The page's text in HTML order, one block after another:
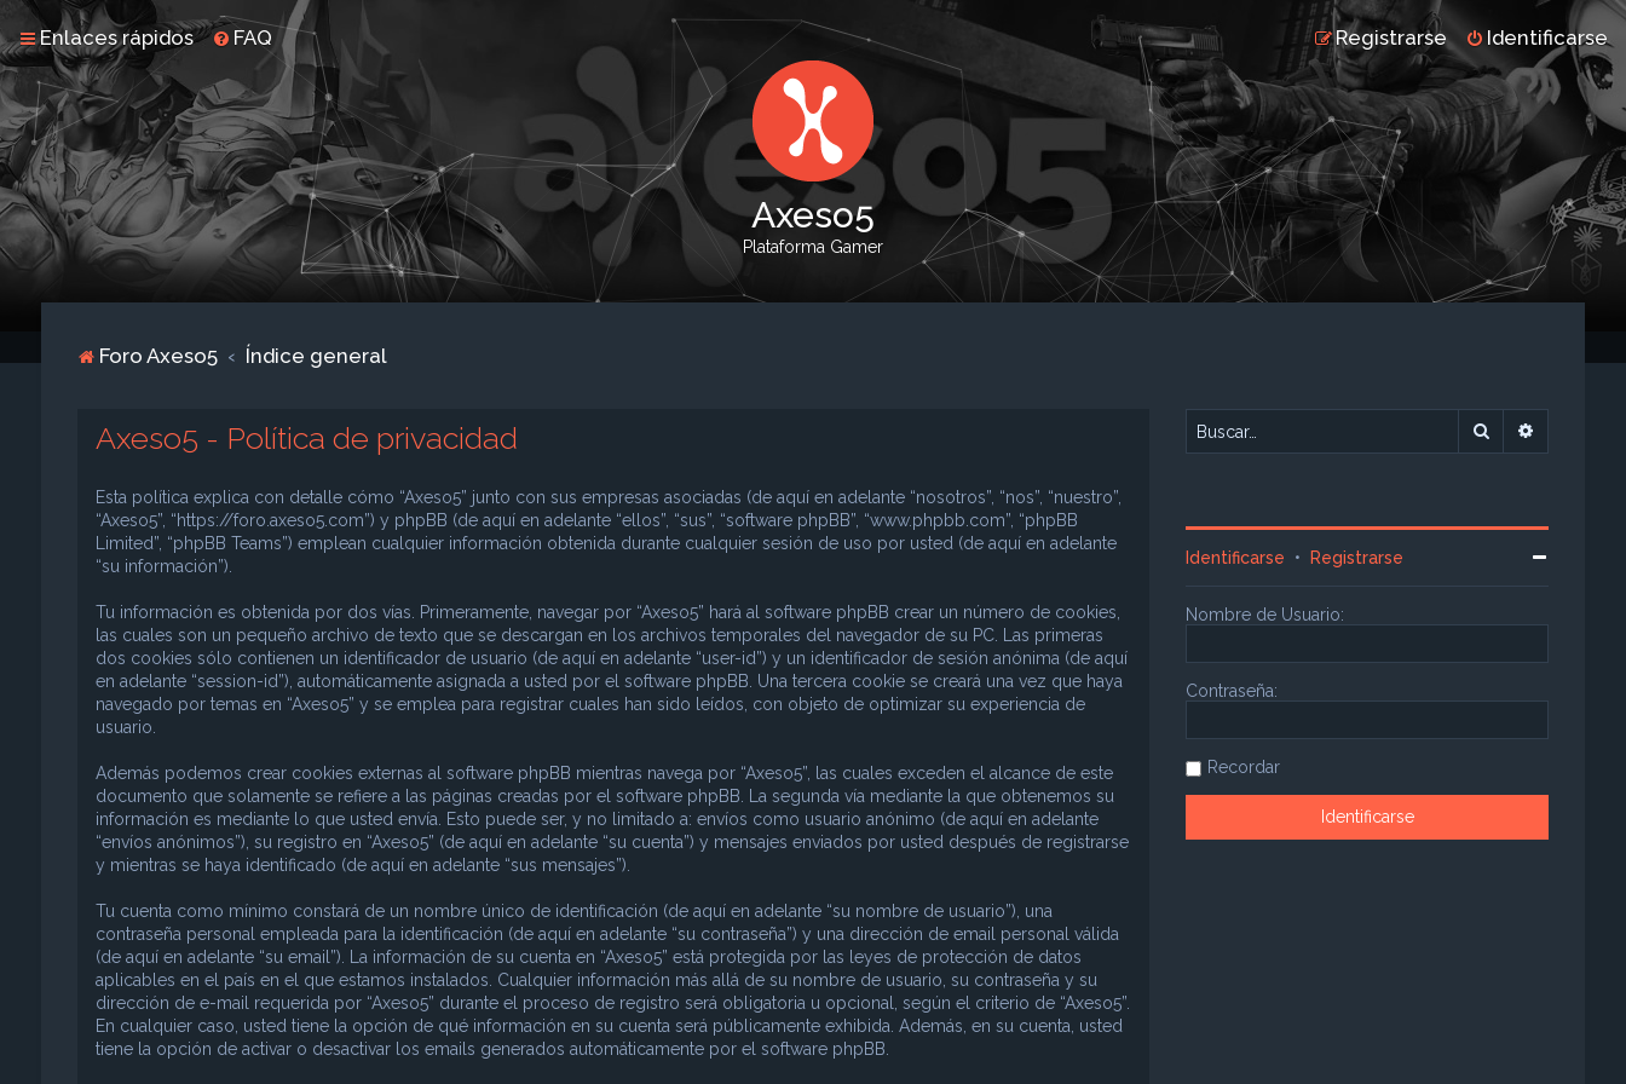
Enlaces rápidos FAQ Identificarse
Registrarse
Axeso5
Plataforma Gamer
Foro Axeso5 Índice general
Axeso5 - Política de privacidad
Esta política explica con detalle cómo “Axeso5” junto con sus empresas asociadas (de aquí en adelante “nosotros”, “nos”, “nuestro”,
“Axeso5”, “https://foro.axeso5.com”) y phpBB (de aquí en adelante “ellos”, “sus”, “software phpBB”, “www.phpbb.com”, “phpBB
Limited”, “phpBB Teams”) emplean cualquier información obtenida durante cualquier sesión de uso por usted (de aquí en adelante
“su información”).
Tu información es obtenida por dos vías. Primeramente, navegar por “Axeso5” hará al software phpBB crear un número de cookies,
las cuales son un pequeño archivo de texto que se descargan en los archivos temporales del navegador de su PC. Las primeras
dos cookies sólo contienen un identificador de usuario (de aquí en adelante “user-id”) y un identificador de sesión anónima (de aquí
en adelante “session-id”), automáticamente asignada a usted por el software phpBB. Una tercera cookie se creará una vez que haya
navegado por temas en “Axeso5” y se emplea para registrar cuales han sido leídos, con objeto de optimizar su experiencia de
usuario.
Además podemos crear cookies externas al software phpBB mientras navega por “Axeso5”, las cuales exceden el alcance de este
documento que solamente se refiere a las páginas creadas por el software phpBB. La segunda vía mediante la que obtenemos su
información es mediante lo que usted envía. Esto puede ser, y no limitado a: envíos como usuario anónimo (de aquí en adelante
“envíos anónimos”), su registro en “Axeso5” (de aquí en adelante “su cuenta”) y mensajes enviados por usted después de registrarse
y mientras se haya identificado (de aquí en adelante “sus mensajes”).
Tu cuenta como mínimo constará de un nombre único de identificación (de aquí en adelante “su nombre de usuario”), una
contraseña personal empleada para la identificación (de aquí en adelante “su contraseña”) y una dirección de email personal válida
(de aquí en adelante “su email”). La información de su cuenta en “Axeso5” está protegida por las leyes de protección de datos
aplicables en el país en el que estamos instalados. Cualquier información más allá de su nombre de usuario, su contraseña y su
dirección de e-mail requerida por “Axeso5” durante el proceso de registro será obligatoria u opcional, según el criterio de “Axeso5”.
En cualquier caso, usted tiene la opción de qué información en su cuenta será públicamente exhibida. Además, en su cuenta, usted
tiene la opción de activar o desactivar los emails generados automáticamente por el software phpBB.
Buscar
Identificarse • Registrarse
Nombre de Usuario:
Contraseña:
Recordar